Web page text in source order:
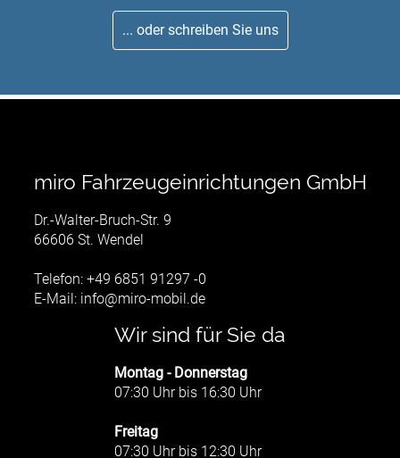
... oder schreiben Sie uns
miro Fahrzeugeinrichtungen GmbH
Dr.-Walter-Bruch-Str. 9
66606 St. Wendel
Telefon: +49 6851 91297 -0
E-Mail: info@miro-mobil.de
Wir sind für Sie da
Montag - Donnerstag
07:30 Uhr bis 16:30 Uhr
Freitag
07:30 Uhr bis 12:30 Uhr